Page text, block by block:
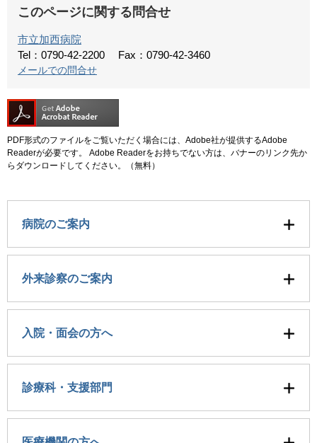
このページに関する問合せ
市立加西病院
Tel：0790-42-2200
Fax：0790-42-3460
メールでの問合せ
PDF形式のファイルをご覧いただく場合には、Adobe社が提供するAdobe
Readerが必要です。
Adobe Readerをお持ちでない方は、バナーのリンク先か
らダウンロードしてください。（無料）
病院のご案内
外来診察のご案内
入院・面会の方へ
診療科・支援部門